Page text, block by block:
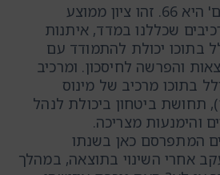
תוצאת 'מדד פעמונים' היא 66. זהו ציון ממוצע
שכללנו במדד, איתנות
בתוכו יכולת להתמודד עם
והפרשה לחיסכון. ומרכיב
בתוכו מרכיב של מינוס
תחושת ביטחון ביכולת לנהל
והימנעות מצריכה.
המתפרסם כאן בשנתו
אחרי השינוי בתוצאה, במהלך